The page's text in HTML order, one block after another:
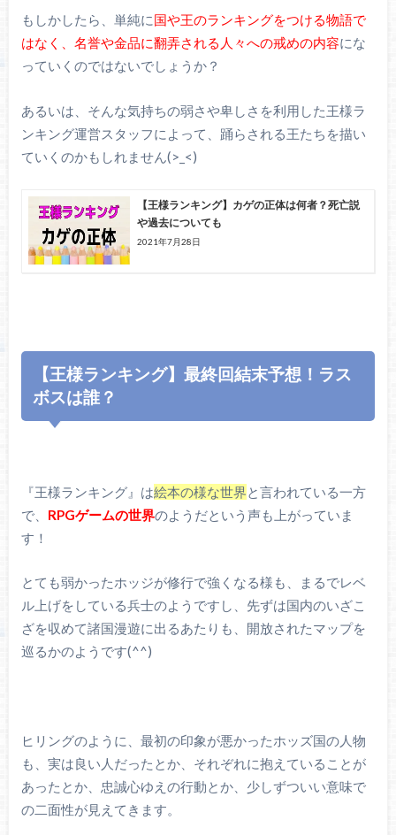
もしかしたら、単純に国や王のランキングをつける物語で
はなく、名誉や金品に翻弄される人々への戒めの内容にな
っていくのではないでしょうか？
あるいは、そんな気持ちの弱さや卑しさを利用した王様ラ
ンキング運営スタッフによって、踊らされる王たちを描い
ていくのかもしれません(>_<)
【王様ランキング】カゲの正体は何者？死亡説
や過去についても
2021年7月28日
【王様ランキング】最終回結末予想！ラス
ボスは誰？
『王様ランキング』は絵本の様な世界と言われている一方
で、 RPGゲームの世界のようだという声も上がっていま
す！
とても弱かったホッジが修行で強くなる様も、まるでレベ
ル上げをしている兵士のようですし、先ずは国内のいざこ
ざを収めて諸国漫遊に出るあたりも、開放されたマップを
巡るかのようです(^^)
ヒリングのように、最初の印象が悪かったホッズ国の人物
も、実は良い人だったとか、それぞれに抱えていることが
あったとか、忠誠心ゆえの行動とか、少しずついい意味で
の二面性が見えてきます。